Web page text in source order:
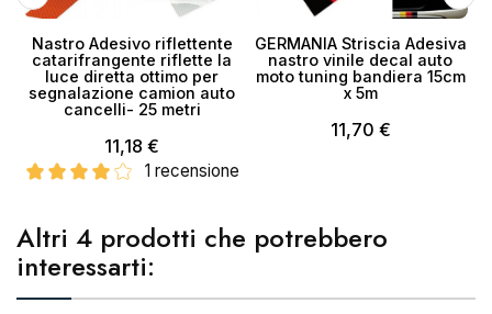
Nastro Adesivo riflettente
catarifrangente riflette la
luce diretta ottimo per
segnalazione camion auto
cancelli- 25 metri
11,18 €
1 recensione
GERMANIA Striscia Adesiva
nastro vinile decal auto
moto tuning bandiera 15cm
x 5m
11,70 €
Altri 4 prodotti che potrebbero
interessarti: